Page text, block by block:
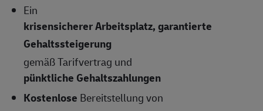
Ein
krisensicherer Arbeitsplatz, garantierte
Gehaltssteigerung
gemäß Tarifvertrag und
pünktliche Gehaltszahlungen
Kostenlose Bereitstellung von